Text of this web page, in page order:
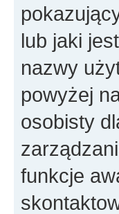
lub jaki
nazwy
powyżej
osobisty
funkcje